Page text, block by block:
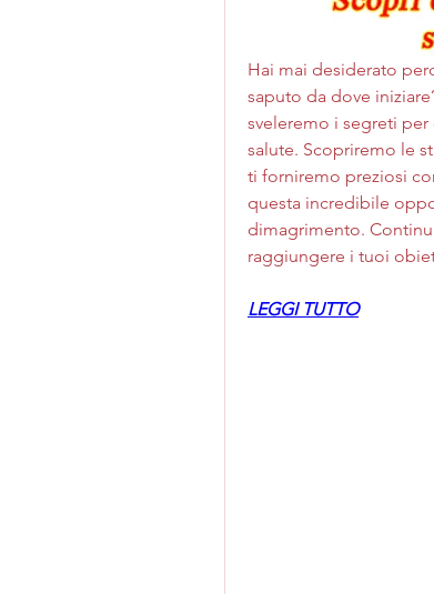
Hai mai desiderato
saputo da dove
sveleremo i segreti
salute. Scopriremo le
ti forniremo preziosi
questa incredibile
dimagrimento.
raggiungere i tuoi
LEGGI TUTTO